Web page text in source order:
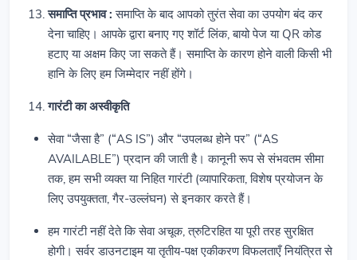
समाप्ति प्रभाव : समाप्ति के बाद आपको तुरंत सेवा का उपयोग बंद कर
देना चाहिए। आपके द्वारा बनाए गए शॉर्ट लिंक, बायो पेज या QR कोड
हटाए या अक्षम किए जा सकते हैं। समाप्ति के कारण होने वाली किसी भी
हानि के लिए हम जिम्मेदार नहीं होंगे।
गारंटी का अस्वीकृति
सेवा “जैसा है” (“AS IS”) और “उपलब्ध होने पर” (“AS
AVAILABLE”) प्रदान की जाती है। कानूनी रूप से संभवतम सीमा
तक, हम सभी व्यक्त या निहित गारंटी (व्यापारिकता, विशेष प्रयोजन के
लिए उपयुक्तता, गैर-उल्लंघन) से इनकार करते हैं।
हम गारंटी नहीं देते कि सेवा अचूक, त्रुटिरहित या पूरी तरह सुरक्षित
होगी। सर्वर डाउनटाइम या तृतीय-पक्ष एकीकरण विफलताएँ नियंत्रित से